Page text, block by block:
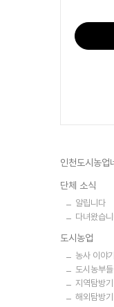
인천도시농업
단체 소식
알립니다
다녀왔습
도시농업
농사 이야기
도시농부들
지역탐방기
해외탐방기